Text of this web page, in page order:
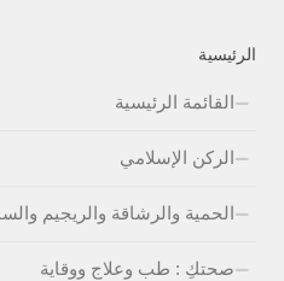
الرئيسية
القائمة الرئيسية
الركن الإسلامي
الحمية والرشاقة والريجيم
صحتكِ : طب وعلاج ووقاية